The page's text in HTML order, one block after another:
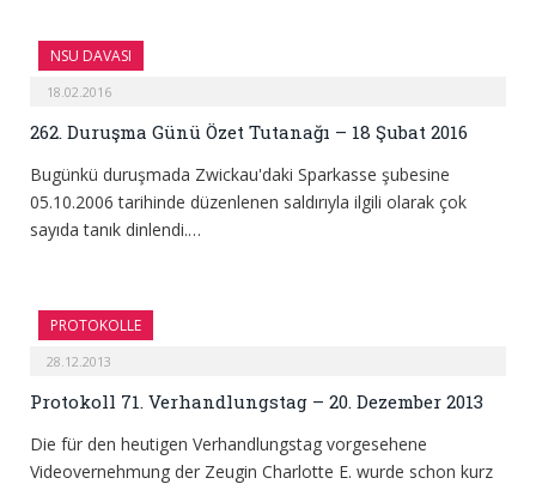
NSU DAVASI
18.02.2016
262. Duruşma Günü Özet Tutanağı – 18 Şubat 2016
Bugünkü duruşmada Zwickau'daki Sparkasse şubesine
05.10.2006 tarihinde düzenlenen saldırıyla ilgili olarak çok
sayıda tanık dinlendi.…
PROTOKOLLE
28.12.2013
Protokoll 71. Verhandlungstag – 20. Dezember 2013
Die für den heutigen Verhandlungstag vorgesehene
Videovernehmung der Zeugin Charlotte E. wurde schon kurz